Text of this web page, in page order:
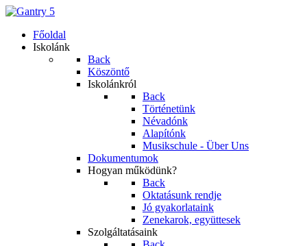
Főoldal
Iskolánk
Back
Köszöntő
Iskolánkról
Back
Történetünk
Névadónk
Alapítónk
Musikschule - Über Uns
Dokumentumok
Hogyan működünk?
Back
Oktatásunk rendje
Jó gyakorlataink
Zenekarok, együttesek
Szolgáltatásaink